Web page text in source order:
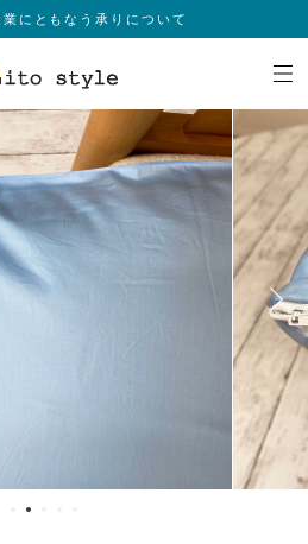
業にともなう承りについて